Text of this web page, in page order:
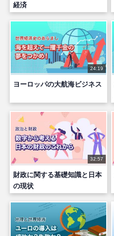
経済
24:19
ヨーロッパの大航海ビジネス
32:57
財政に関する基礎知識と日本
の現状